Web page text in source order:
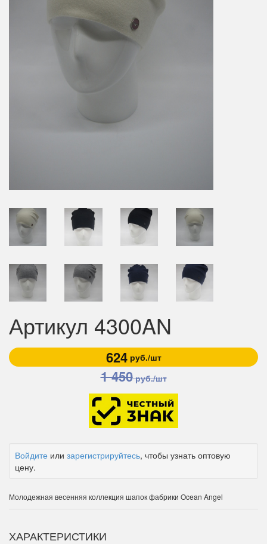
Артикул 4300AN
624руб./шт
1 450руб./шт
Войдите или зарегистрируйтесь, чтобы узнать оптовую
цену.
Молодежная весенняя коллекция шапок фабрики Ocean Angel
ХАРАКТЕРИСТИКИ